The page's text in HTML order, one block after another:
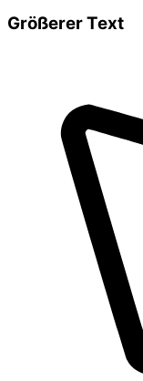
Größerer Text